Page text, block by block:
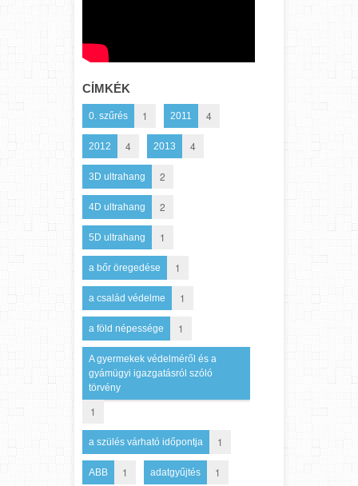
CÍMKÉK
0. szűrés 1 2011 4
2012 4 2013 4
3D ultrahang 2
4D ultrahang 2
5D ultrahang 1
a bőr öregedése 1
a család védelme 1
a föld népessége 1
A gyermekek védelméről és a
gyámügyi igazgatásról szóló
törvény
1
a szülés várható időpontja 1
ABB 1 adatgyűjtés 1